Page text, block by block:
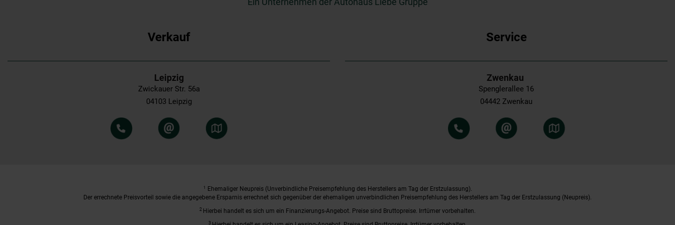
Verkauf
Leipzig
Zwickauer Str. 56a
04103 Leipzig
Service
Zwenkau
Spenglerallee 16
04442 Zwenkau
1
Ehemaliger Neupreis (Unverbindliche Preisempfehlung des Herstellers am Tag der Erstzulassung).
Der errechnete Preisvorteil sowie die angegebene Ersparnis errechnet sich gegenüber der ehemaligen unverbindlichen Preisempfehlung des Herstellers am Tag der Erstzulassung (Neupreis).
2 Hierbei handelt es sich um ein Finanzierungs-Angebot. Preise sind Bruttopreise. Irrtümer vorbehalten.
3